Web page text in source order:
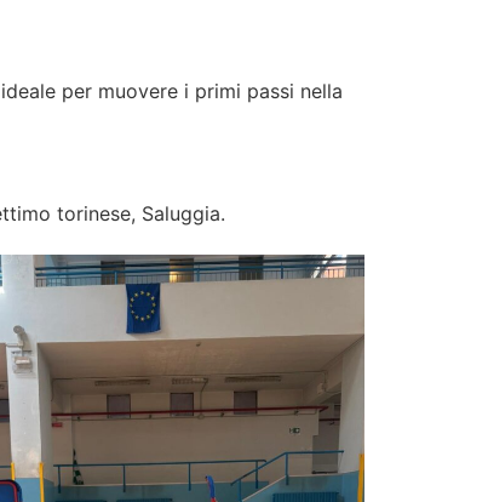
per muovere i primi passi nella
torinese, Saluggia.